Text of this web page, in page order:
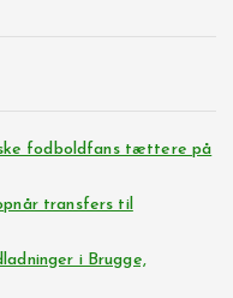
fodboldfans tættere på
transfers til
i Brugge,